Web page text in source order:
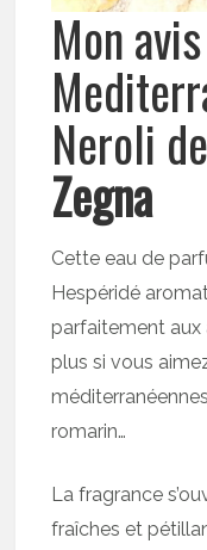
Mon
Neroli
Zegna
Cette eau de
Hespéridé
parfaitement aux
plus si vous
romarin…
La fragrance
fraîches et